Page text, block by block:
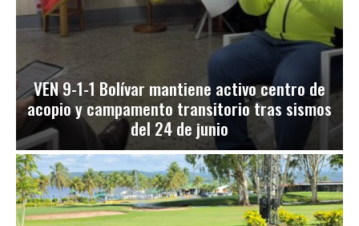
VEN 9-1-1 Bolívar mantiene activo centro de
acopio y campamento transitorio tras sismos
del 24 de junio